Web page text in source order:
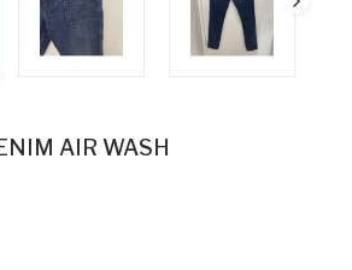
AIR WASH